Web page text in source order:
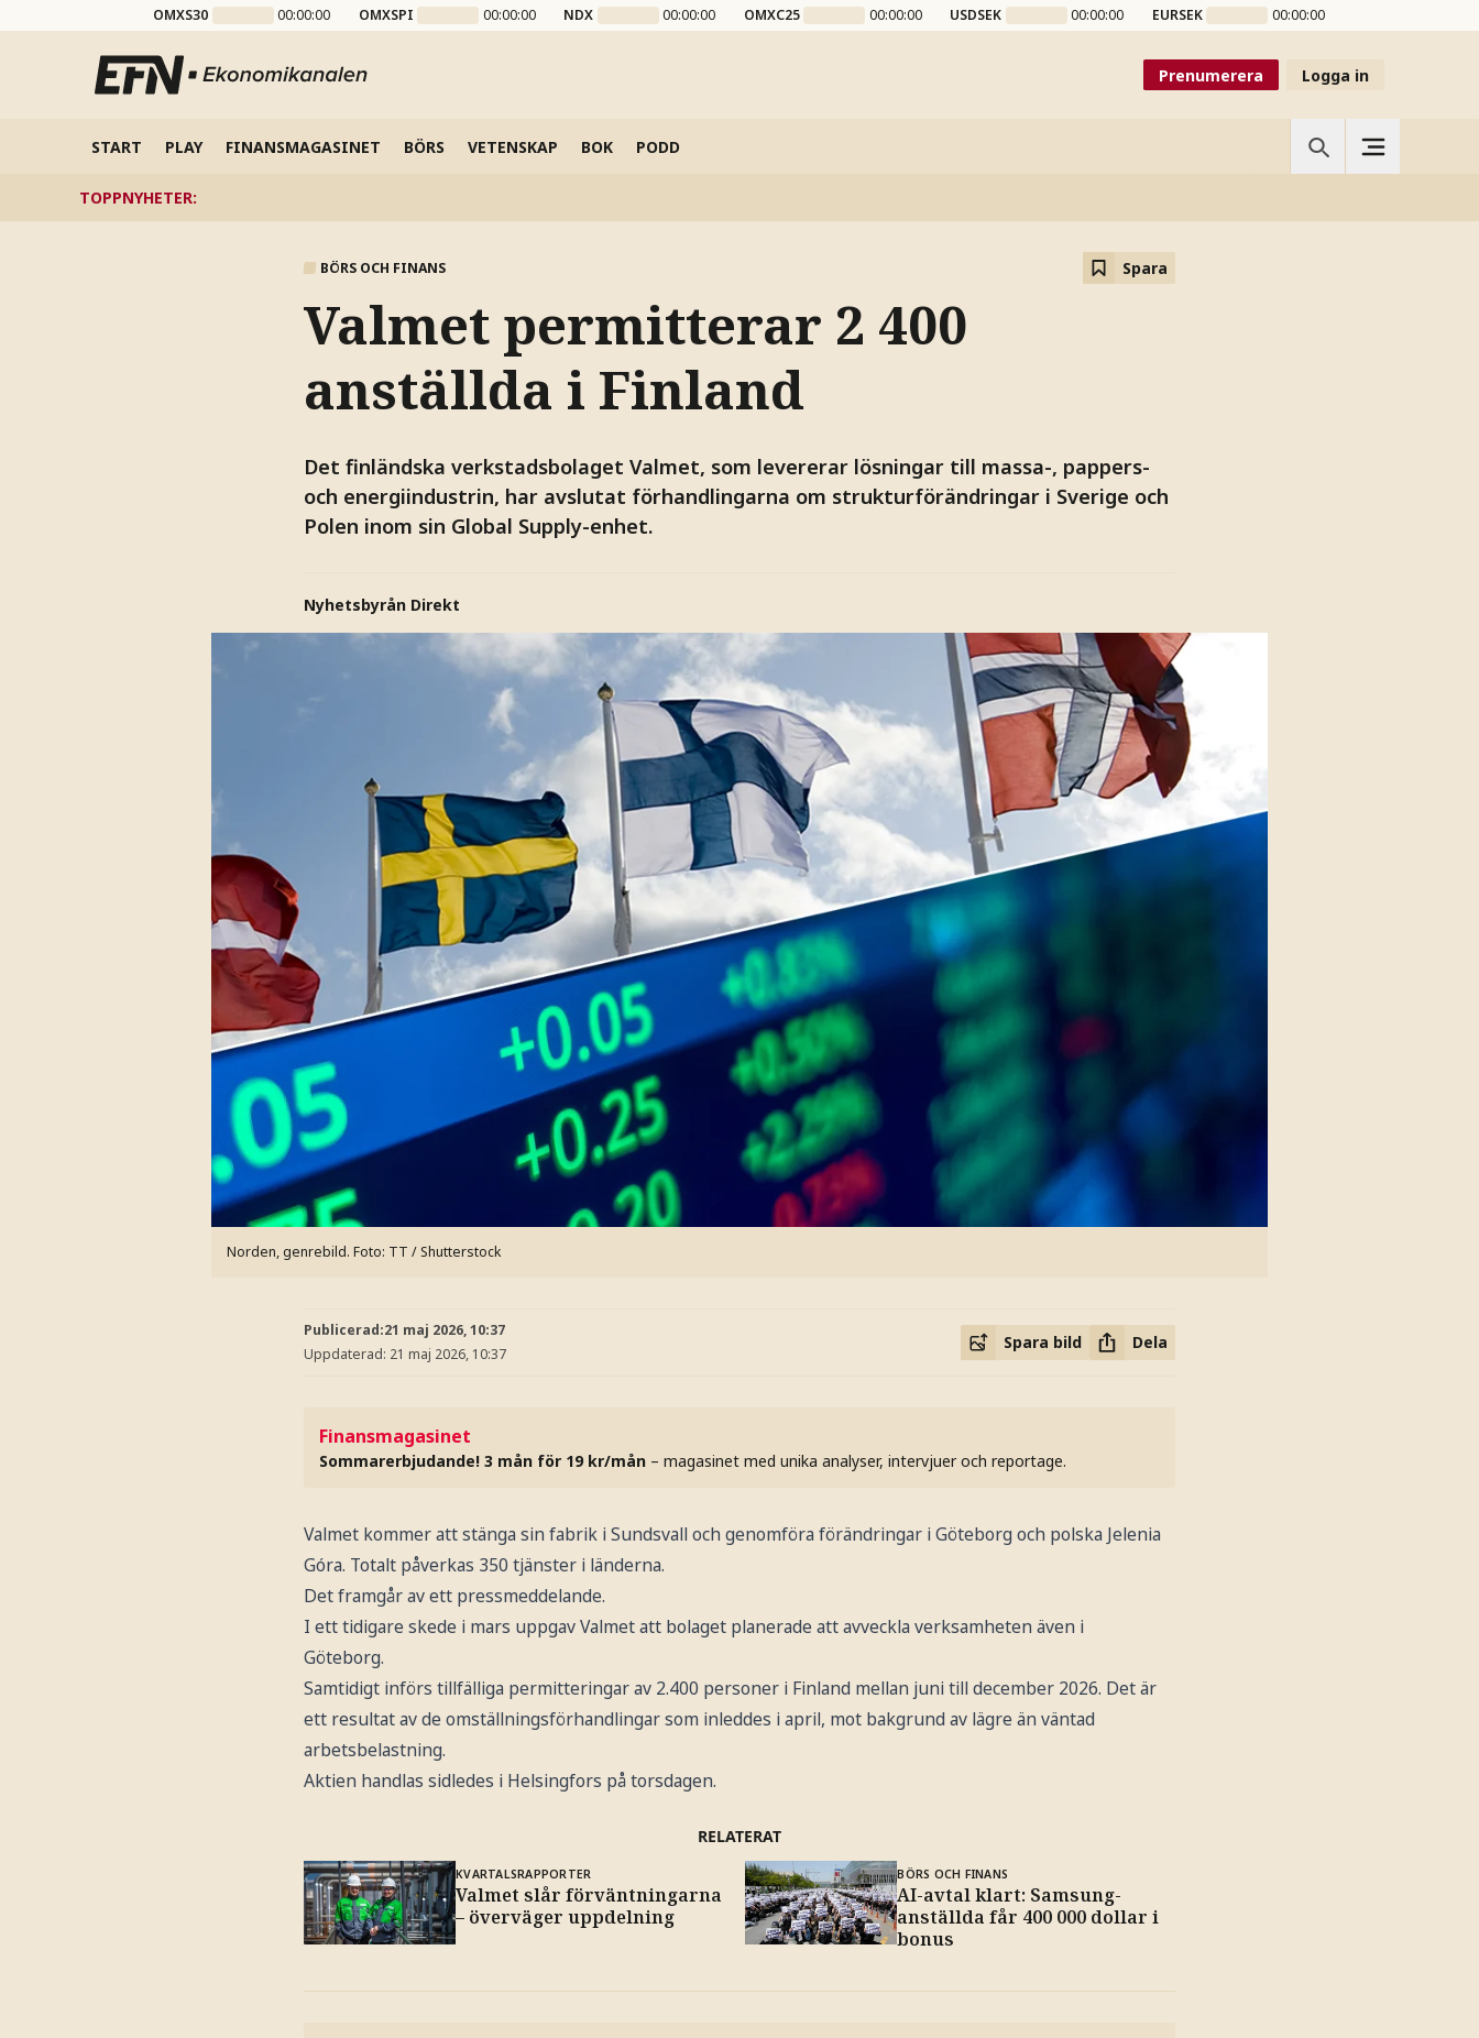
OMXS30 00:00:00 OMXSPI 00:00:00 NDX 00:00:00 OMXC25 00:00:00 USDSEK 00:00:00 EURSEK 00:00:00
Prenumerera Logga in
START PLAY FINANSMAGASINET BÖRS VETENSKAP BOK PODD
TOPPNYHETER:
BÖRS OCH FINANS Spara
Valmet permitterar 2 400
anställda i Finland
Det finländska verkstadsbolaget Valmet, som levererar lösningar till massa-, pappers-
och energiindustrin, har avslutat förhandlingarna om strukturförändringar i Sverige och
Polen inom sin Global Supply-enhet.
Nyhetsbyrån Direkt
Norden, genrebild. Foto: TT / Shutterstock
Publicerad:21 maj 2026, 10:37
Uppdaterad: 21 maj 2026, 10:37
Spara bild Dela
Finansmagasinet
Sommarerbjudande! 3 mån för 19 kr/mån – magasinet med unika analyser, intervjuer och reportage.
Valmet kommer att stänga sin fabrik i Sundsvall och genomföra förändringar i Göteborg och polska Jelenia
Góra. Totalt påverkas 350 tjänster i länderna.
Det framgår av ett pressmeddelande.
I ett tidigare skede i mars uppgav Valmet att bolaget planerade att avveckla verksamheten även i
Göteborg.
Samtidigt införs tillfälliga permitteringar av 2.400 personer i Finland mellan juni till december 2026. Det är
ett resultat av de omställningsförhandlingar som inleddes i april, mot bakgrund av lägre än väntad
arbetsbelastning.
Aktien handlas sidledes i Helsingfors på torsdagen.
RELATERAT
KVARTALSRAPPORTER
Valmet slår förväntningarna
– överväger uppdelning
BÖRS OCH FINANS
AI-avtal klart: Samsung-
anställda får 400 000 dollar i
bonus